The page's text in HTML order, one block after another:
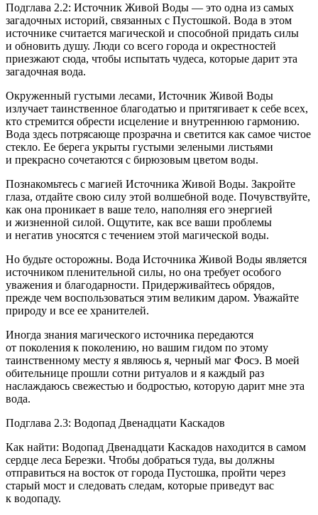
Подглава 2.2: Источник Живой Воды — это одна из самых
загадочных историй, связанных с Пустошкой. Вода в этом
источнике считается магической и способной придать силы
и обновить душу. Люди со всего города и окрестностей
приезжают сюда, чтобы испытать чудеса, которые дарит эта
загадочная вода.
Окруженный густыми лесами, Источник Живой Воды
излучает таинственное благодатью и притягивает к себе всех,
кто стремится обрести исцеление и внутреннюю гармонию.
Вода здесь потрясающе прозрачна и светится как самое чистое
стекло. Ее берега укрыты густыми зелеными листьями
и прекрасно сочетаются с бирюзовым цветом воды.
Познакомьтесь с магией Источника Живой Воды. Закройте
глаза, отдайте свою силу этой волшебной воде. Почувствуйте,
как она проникает в ваше тело, наполняя его энергией
и жизненной силой. Ощутите, как все ваши проблемы
и негатив уносятся с течением этой магической воды.
Но будьте осторожны. Вода Источника Живой Воды является
источником пленительной силы, но она требует особого
уважения и благодарности. Придерживайтесь обрядов,
прежде чем воспользоваться этим великим даром. Уважайте
природу и все ее хранителей.
Иногда знания магического источника передаются
от поколения к поколению, но вашим гидом по этому
таинственному месту я являюсь я, черный маг Фосэ. В моей
обительнице прошли сотни ритуалов и я каждый раз
наслаждаюсь свежестью и бодростью, которую дарит мне эта
вода.
Подглава 2.3: Водопад Двенадцати Каскадов
Как найти: Водопад Двенадцати Каскадов находится в самом
сердце леса Березки. Чтобы добраться туда, вы должны
отправиться на восток от города Пустошка, пройти через
старый мост и следовать следам, которые приведут вас
к водопаду.